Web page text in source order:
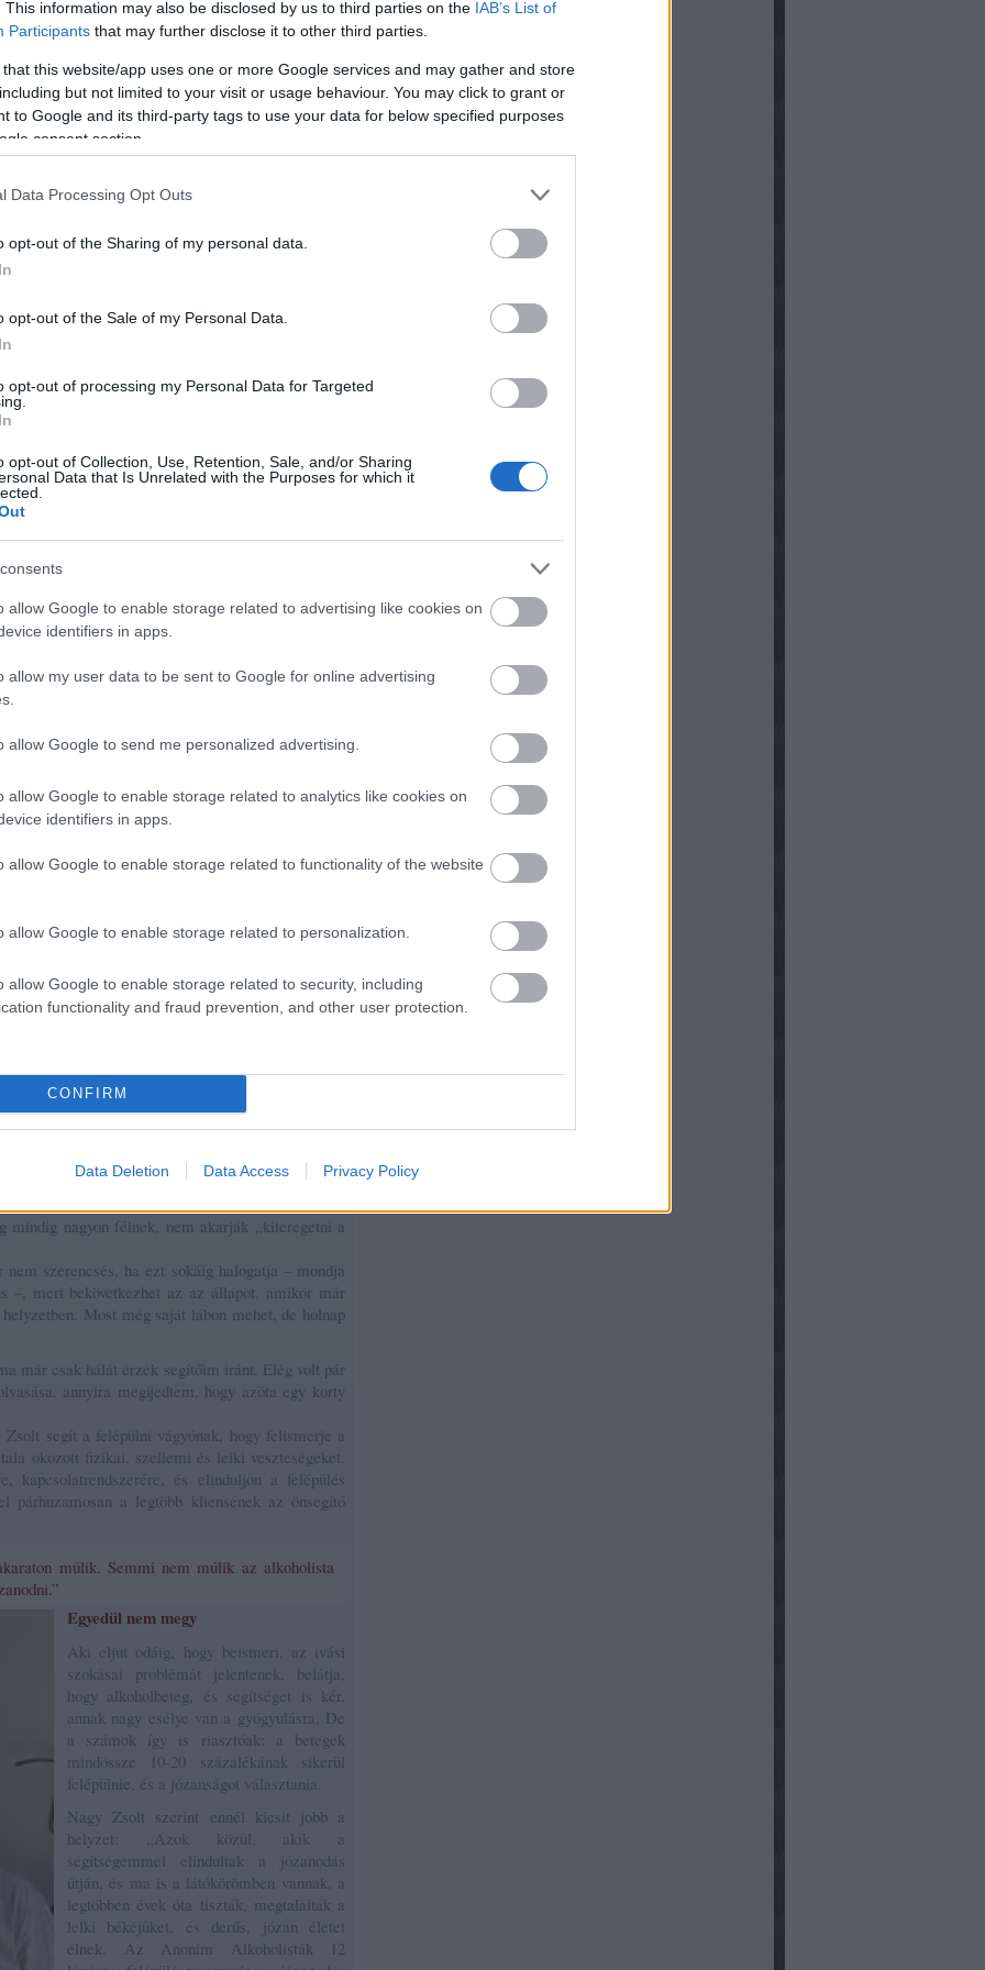
This information may also be disclosed by us to third parties on the IAB’s List of
Participants that may further disclose it to other third parties.
that this website/app uses one or more Google services and may gather and store
but not limited to your visit or usage behaviour. You may click to grant or
to Google and its third-party tags to use your data for below specified purposes
consent section.
Data Processing Opt Outs
opt-out of the Sharing of my personal data.
opt-out of the Sale of my Personal Data.
opt-out of processing my Personal Data for Targeted
opt-out of Collection, Use, Retention, Sale, and/or Sharing
Data that Is Unrelated with the Purposes for which it
allow Google to enable storage related to advertising like cookies on
identifiers in apps.
allow my user data to be sent to Google for online advertising
allow Google to send me personalized advertising.
allow Google to enable storage related to analytics like cookies on
identifiers in apps.
allow Google to enable storage related to functionality of the website
allow Google to enable storage related to personalization.
allow Google to enable storage related to security, including
functionality and fraud prevention, and other user protection.
CONFIRM
Data Deletion Data Access Privacy Policy
Az a barátnőm, aki megmentett, hasonló
tapasztalatokon ment keresztül (azóta ő is
józan, mint én): „Úgy csúsztam bele a
dolgokba – meséli Kata –, hogy mindig is
hajlamos voltam a szorongásra, rengeteget
aggodalmaskodtam. Kisvártatva rájöttem,
hogy az alkohol csökkenti a szorongásomat,
italt. Nem gyanakodtam semmi rosszra, hiszen
nem volt a családban, fogalmam sem volt a
elkezdtem nappal is inni, de valahogy nem
filmszakadás, semmire sem emlékeztem egy-
a szorongásaim is, ördögi körbe kerültem.
nő voltam, a környezetem is annak tartott. A
dolgozni, a főnököm pedig kirúgott.”
Labancz Dániel
vagy az alkoholista szülői modell alkalmazása
egymást erősítik. Az alkoholfüggőség terápiája
kell nemcsak a megvonási tüneteket és az
pszichés zavarokat, de az alkohol iránti vágyat is.
egységes recept: minden eset egyéni
beteg együttműködése. Megfelelő motiváció
A megvonás tüneteinek (végtagremegés,
hatékony segítség egy önsegítő csoport (pl. anonim
vagyok egyedül« érzése, a kapcsolattartás a
sorstársakkal, a tapasztalatcsere mind sokat
amelynek során a kóros pszichés mechanizmusokat
és azok okait tárják fel, ezeket korrigálják, és a
társuló pszichiátriai zavarokat (például depresszió)
rehabilitációs intézmények, ahol többnyire e
programban. Ezek több hónaposak, lényegi
kiváltó vagy fenntartó környezetből. Gyakran
is a terápiába.”
mindig nagyon félnek, nem akarják „kiteregetni a
szerencsés, ha ezt sokáig halogatja – mondja
–, mert bekövetkezhet az az állapot, amikor már
Most még saját lábon mehet, de holnap
már csak hálát érzek segítőim iránt. Elég volt pár
annyira megijedtem, hogy azóta egy korty
segít a felépülni vágyónak, hogy felismerje a
okozott fizikai, szellemi és lelki veszteségeket.
kapcsolatrendszerére, és elinduljon a felépülés
párhuzamosan a legtöbb kliensének az önsegítő
múlik. Semmi nem múlik az alkoholista
Egyedül nem megy
Aki eljut odáig, hogy beismeri, az ivási
szokásai problémát jelentenek, belátja,
hogy alkoholbeteg, és segítséget is kér,
annak nagy esélye van a gyógyulásra. De
a számok így is riasztóak: a betegek
mindössze 10-20 százalékának sikerül
felépülnie, és a józanságot választania.
Nagy Zsolt szerint ennél kicsit jobb a
helyzet: „Azok közül, akik a
segítségemmel elindultak a józanodás
útján, és ma is a látókörömben vannak, a
legtöbben évek óta tiszták, megtalálták a
lelki békéjüket, és derűs, józan életet
élnek. Az Anonim Alkoholisták 12